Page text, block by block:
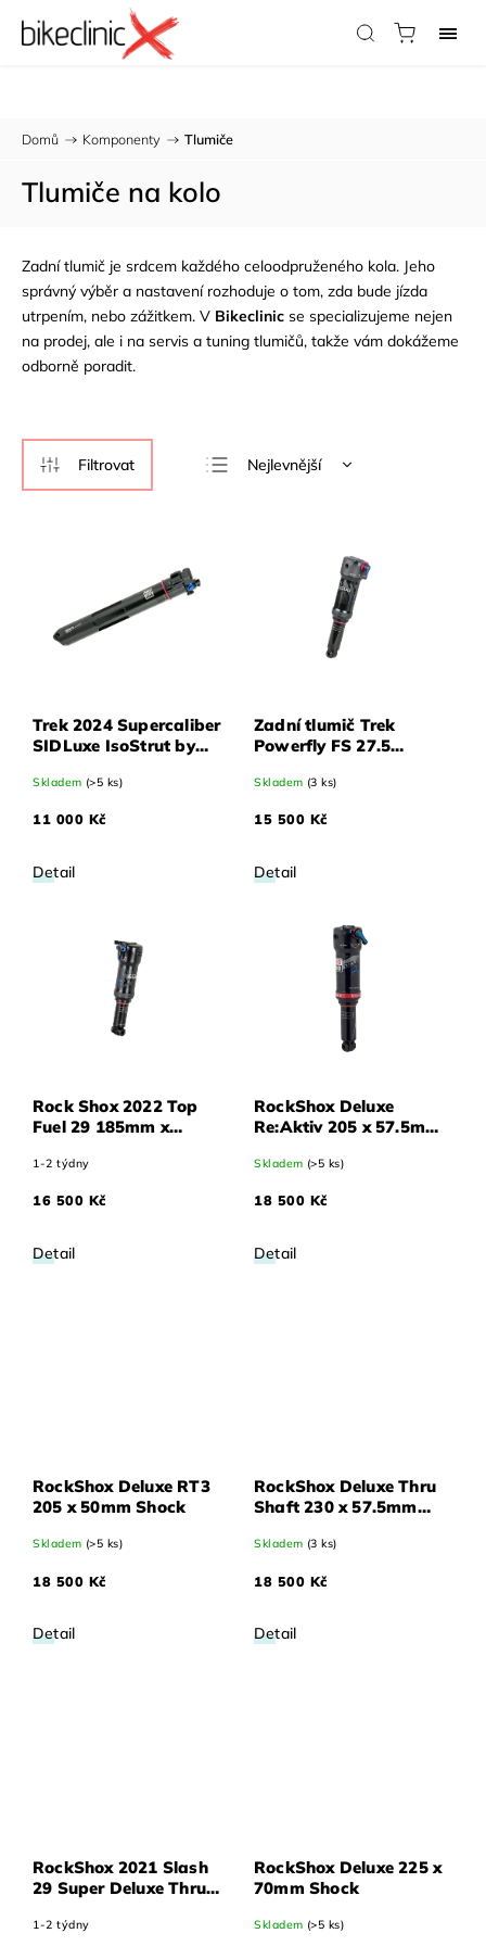
Potřebujete radu? 733 123 316
Domů / Komponenty / Tlumiče
Tlumiče na kolo
Zadní tlumič je srdcem každého celoodpruženého kola. Jeho
správný výběr a nastavení rozhoduje o tom, zda bude jízda
utrpením, nebo zážitkem. V Bikeclinic se specializujeme nejen
na prodej, ale i na servis a tuning tlumičů, takže vám dokážeme
odborně poradit.
Nejlevnější
Trek 2024 Supercaliber
SIDLuxe IsoStrut by
Skladem (>5 ks)
11 000 Kč
Detail
Zadní tlumič Trek
Powerfly FS 27.5
Skladem (3 ks)
15 500 Kč
Detail
Rock Shox 2022 Top
Fuel 29 185mm x
Rear Shock
1-2 týdny
16 500 Kč
Detail
RockShox Deluxe
Re:Aktiv 205 x 57.5mm
Skladem (>5 ks)
18 500 Kč
Detail
RockShox Deluxe RT3
205 x 50mm Shock
Skladem (>5 ks)
18 500 Kč
Detail
RockShox Deluxe Thru
Shaft 230 x 57.5mm
Skladem (3 ks)
18 500 Kč
Detail
RockShox 2021 Slash
29 Super Deluxe Thru
62.5 Rear Shock
1-2 týdny
RockShox Deluxe 225 x
70mm Shock
Skladem (>5 ks)